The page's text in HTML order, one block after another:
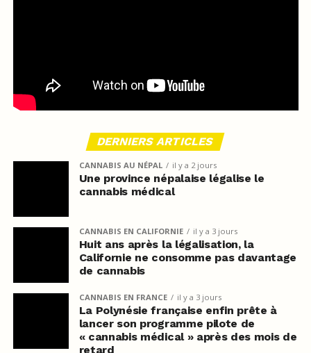
DERNIERS ARTICLES
CANNABIS AU NÉPAL il y a 2 jours
Une province népalaise légalise le
cannabis médical
CANNABIS EN CALIFORNIE il y a 3 jours
Huit ans après la légalisation, la
Californie ne consomme pas davantage
de cannabis
CANNABIS EN FRANCE il y a 3 jours
La Polynésie française enfin prête à
lancer son programme pilote de
« cannabis médical » après des mois de
retard